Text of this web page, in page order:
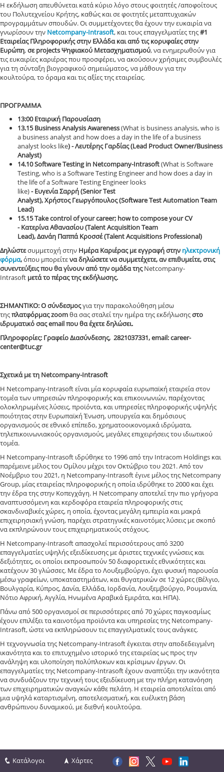
Η εκδήλωση απευθύνεται κατά κύριο λόγο στους φοιτητές /αποφοίτους
του Πολυτεχνείου Κρήτης, καθώς και σε φοιτητές μεταπτυχιακών
προγραμμάτων σπουδών. Οι συμμετέχοντες θα έχουν την ευκαιρία να
γνωρίσουν την Netcompany-Intrasoft, και τους επαγγελματίες της#1
Εταιρείας Πληροφορικής στην Ελλάδα και από τις κορυφαίες στην
Ευρώπη,σε projects Ψηφιακού Μετασχηματισμού, να ενημερωθούν για
τις ευκαιρίες καριέρας που προσφέρει, να ακούσουν χρήσιμες συμβουλές
για τη σύνταξη βιογραφικού σημειώματος, να μάθουν για την
κουλτούρα, το όραμα και τις αξίες της εταιρείας.
ΠΡΟΓΡΑΜΜΑ
13:00 Εταιρική Παρουσίαση
13.15 Business Analysis Awareness(What is business analysis, who is
a business analyst and how does a day in the life of a business
analyst looks like) -Λευτέρης Γαρδίας (Lead Product Owner/Business
Analyst)
14.10Software Testing in Netcompany-Intrasoft(What is Software
Testing, who is a Software Testing Engineer and how does a day in
the life of a Software Testing Engineer looks
like)- Ευγενία Σαρρή (Senior Test
Analyst), Χρήστος Γεωργόπουλος (Software Test Automation Team
Lead)
15.15Take control of your career; how to compose your CV
- Κατερίνα Αθανασίου (Talent Acquisition Team
Lead), Δανάη Παππά Κροσσέ (Talent Acquisitions Professional)
Δηλώστεσυμμετοχή στην Ημέρα Καριέρας με εγγραφή στην ηλεκτρονική
φόρμα,όπου μπορείτενα δηλώσετε να συμμετέχετε, αν επιθυμείτε, στις
συνεντεύξεις που θα γίνουν από την ομάδα τηςNetcompany-
Intrasoft μετά το πέρας της εκδήλωσης.
ΣΗΜΑΝΤΙΚΟ: Ο σύνδεσμοςγια την παρακολούθηση μέσω
τηςπλατφόρμας zoomθα σας σταλεί την ημέρα της εκδήλωσηςστο
ιδρυματικό σας email που θα έχετε δηλώσει.
Πληροφορίες: Γραφείο Διασύνδεσης, 2821037331, email: career-
center@tuc.gr
Σχετικά με τη Netcompany-Intrasoft
Η Netcompany-Intrasoft είναι μία κορυφαία ευρωπαϊκή εταιρεία στον
τομέα των υπηρεσιών πληροφορικής και επικοινωνιών, παρέχοντας
ολοκληρωμένες λύσεις, προϊόντα, και υπηρεσίες πληροφορικής υψηλής
ποιότητας στην Ευρωπαϊκή Ένωση, υπουργεία και δημόσιους
οργανισμούς σε εθνικό επίπεδο, χρηματοοικονομικά ιδρύματα,
τηλεπικοινωνιακούς οργανισμούς, μεγάλες επιχειρήσεις του ιδιωτικού
τομέα.
Η Netcompany-Intrasoft ιδρύθηκε το 1996 από την Intracom Holdings και
παρέμεινε μέλος του Ομίλου μέχρι τον Οκτώβριο του 2021. Από τον
Νοέμβριο του 2021, η Netcompany-Intrasoft έγινε μέλος της Netcompany
Group, μίας εταιρείας πληροφορικής η οποία ιδρύθηκε το 2000 και έχει
την έδρα της στην Κοπεγχάγη. Η Netcompany αποτελεί την πιο γρήγορα
αναπτυσσόμενη και κερδοφόρα εταιρεία πληροφορικής στις
σκανδιναβικές χώρες, η οποία, έχοντας μεγάλη εμπειρία και μακρά
επιχειρησιακή γνώση, παρέχει στρατηγικές καινοτόμες λύσεις με σκοπό
να εκπληρώνουν τους επιχειρηματικούς στόχους.
Η Netcompany-Intrasoft απασχολεί περισσότερους από 3200
επαγγελματίες υψηλής εξειδίκευσης με άριστες τεχνικές γνώσεις και
δεξιότητες, οι οποίοι εκπροσωπούν 50 διαφορετικές εθνικότητες και
κατέχουν 30 γλώσσες. Με έδρα το Λουξεμβούργο, έχει φυσική παρουσία
μέσω γραφείων, υποκαταστημάτων, και θυγατρικών σε 12 χώρες (Βέλγιο,
Βουλγαρία, Κύπρος, Δανία, Ελλάδα, Ιορδανία, Λουξεμβούργο, Ρουμανία,
Νότιο Αφρική, Αγγλία, Ηνωμένα Αραβικά Εμιράτα, και ΗΠΑ).
Πάνω από 500 οργανισμοί σε περισσότερες από 70 χώρες παγκοσμίως
έχουν επιλέξει τα καινοτόμα προϊόντα και υπηρεσίες της Netcompany-
Intrasoft, ώστε να εκπληρώσουν τις επαγγελματικές τους ανάγκες.
Η τεχνογνωσία της Netcompany-Intrasoft έγκειται στην αποδεδειγμένη
ικανότητα και το επιτυχημένο ιστορικό της εταιρείας ως προς την
ανάληψη και υλοποίηση πολύπλοκων και κρίσιμων έργων. Οι
επαγγελματίες της Netcompany-Intrasoft έχουν αναπτύξει την ικανότητα
να συνδυάζουν την τεχνική τους εξειδίκευση με την πλήρη κατανόηση
των επιχειρηματικών αναγκών κάθε πελάτη. Η εταιρεία αποτελείται από
μια υψηλά καταρτισμένη, αποτελεσματική, και ευέλικτη βάση
ανθρώπινου δυναμικού, με διεθνή κουλτούρα.
Κατάλογοι Χάρτες